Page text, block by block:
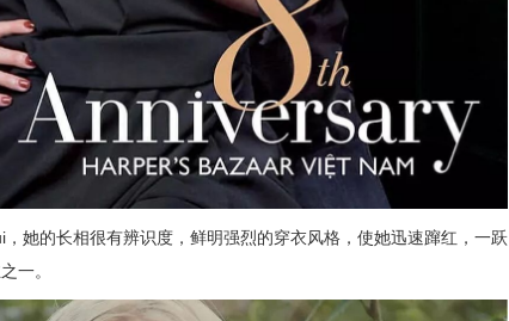
她的长相很有辨识度，鲜明强烈的穿衣风格，使她迅速蹿红，一跃
一。